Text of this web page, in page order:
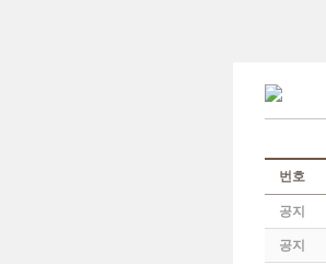
번호
공지
공지